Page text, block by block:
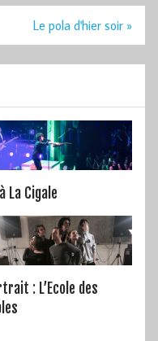
Le pola d'hier soir »
La Cigale
: L’Ecole des